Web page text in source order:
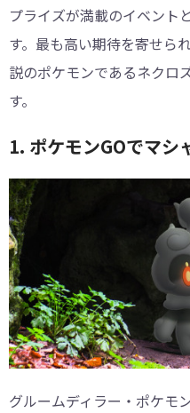
プライズが満載のイベント
す。最も高い期待を寄せら
説のポケモンであるネクロ
す。
1. ポケモンGOでマシ
グルームディラー・ポケモ